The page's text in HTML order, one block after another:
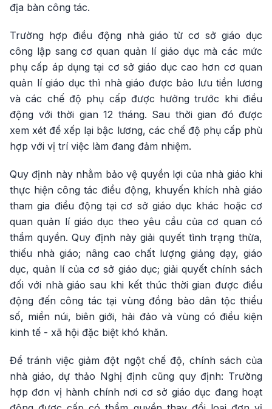
địa bàn công tác.
Trường hợp điều động nhà giáo từ cơ sở giáo dục
công lập sang cơ quan quản lí giáo dục mà các mức
phụ cấp áp dụng tại cơ sở giáo dục cao hơn cơ quan
quản lí giáo dục thì nhà giáo được bảo lưu tiền lương
và các chế độ phụ cấp được hưởng trước khi điều
động với thời gian 12 tháng. Sau thời gian đó được
xem xét để xếp lại bậc lương, các chế độ phụ cấp phù
hợp với vị trí việc làm đang đảm nhiệm.
Quy định này nhằm bảo vệ quyền lợi của nhà giáo khi
thực hiện công tác điều động, khuyến khích nhà giáo
tham gia điều động tại cơ sở giáo dục khác hoặc cơ
quan quản lí giáo dục theo yêu cầu của cơ quan có
thẩm quyền. Quy định này giải quyết tình trạng thừa,
thiếu nhà giáo; nâng cao chất lượng giảng dạy, giáo
dục, quản lí của cơ sở giáo dục; giải quyết chính sách
đối với nhà giáo sau khi kết thúc thời gian được điều
động đến công tác tại vùng đồng bào dân tộc thiểu
số, miền núi, biên giới, hải đảo và vùng có điều kiện
kinh tế - xã hội đặc biệt khó khăn.
Để tránh việc giảm đột ngột chế độ, chính sách của
nhà giáo, dự thảo Nghị định cũng quy định: Trường
hợp đơn vị hành chính nơi cơ sở giáo dục đang hoạt